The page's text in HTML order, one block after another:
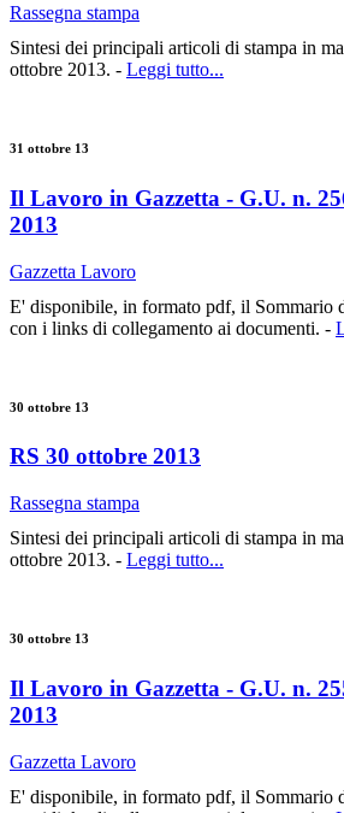
Rassegna stampa
Sintesi dei principali articoli di stampa in
ottobre 2013. - Leggi tutto...
31 ottobre 13
Il Lavoro in Gazzetta - G.U. n.
2013
Gazzetta Lavoro
E' disponibile, in formato pdf, il Sommario
con i links di collegamento ai documenti. -
30 ottobre 13
RS 30 ottobre 2013
Rassegna stampa
Sintesi dei principali articoli di stampa in
ottobre 2013. - Leggi tutto...
30 ottobre 13
Il Lavoro in Gazzetta - G.U. n.
2013
Gazzetta Lavoro
E' disponibile, in formato pdf, il Sommario